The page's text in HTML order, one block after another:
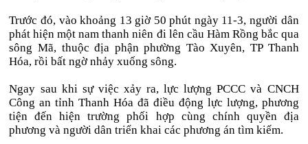
Trước đó, vào khoảng 13 giờ 50 phút ngày 11-3, người dân
phát hiện một nam thanh niên đi lên cầu Hàm Rồng bắc qua
sông Mã, thuộc địa phận phường Tào Xuyên, TP Thanh
Hóa, rồi bất ngờ nhảy xuống sông.
Ngay sau khi sự việc xảy ra, lực lượng PCCC và CNCH
Công an tỉnh Thanh Hóa đã điều động lực lượng, phương
tiện đến hiện trường phối hợp cùng chính quyền địa
phương và người dân triển khai các phương án tìm kiếm.